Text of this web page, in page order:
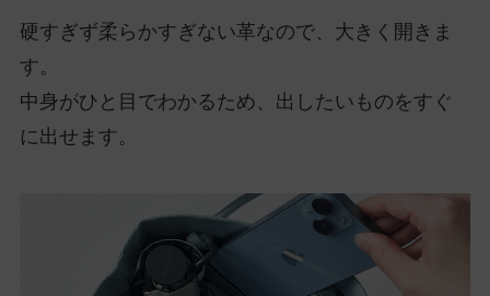
硬すぎず柔らかすぎない革なので、大きく開きま
す。
中身がひと目でわかるため、出したいものをすぐ
に出せます。